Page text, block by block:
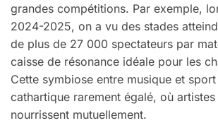
grandes compétitions. Par exemple,
2024-2025, on a vu des stades
de plus de 27 000 spectateurs par
caisse de résonance idéale pour les
Cette symbiose entre musique et
cathartique rarement égalé, où
nourrissent mutuellement.